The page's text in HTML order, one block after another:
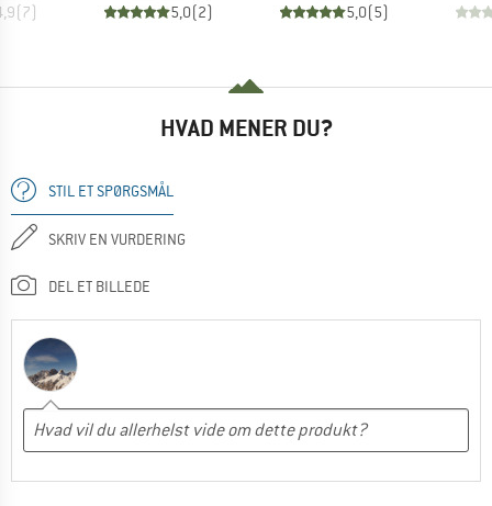
(7) 5,0(2) 5,0(5)
HVAD MENER DU?
STIL ET SPØRGSMÅL
SKRIV EN VURDERING
DEL ET BILLEDE